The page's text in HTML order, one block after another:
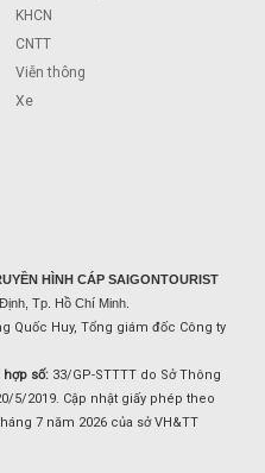
KHCN
CNTT
Viễn thông
Xe
HÌNH CÁP SAIGONTOURIST
Tp. Hồ Chí Minh.
Quốc Huy, Tổng giám đốc Công ty
số: 33/GP-STTTT do Sở Thông
5/2019. Cập nhật giấy phép theo
7 năm 2026 của sở VH&TT